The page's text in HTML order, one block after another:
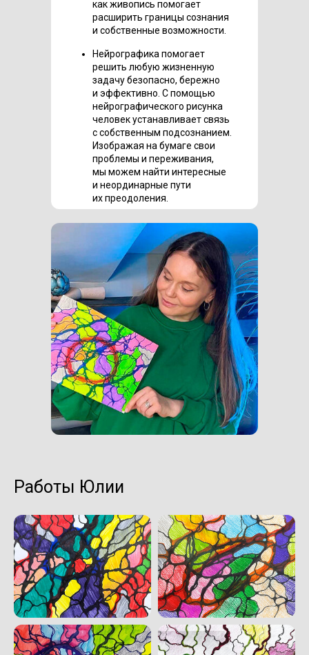
как живопись помогает
расширить границы сознания
и собственные возможности.
Нейрографика помогает
решить любую жизненную
задачу безопасно, бережно
и эффективно. С помощью
нейрографического рисунка
человек устанавливает связь
с собственным подсознанием.
Изображая на бумаге свои
проблемы и переживания,
мы можем найти интересные
и неординарные пути
их преодоления.
Работы Юлии